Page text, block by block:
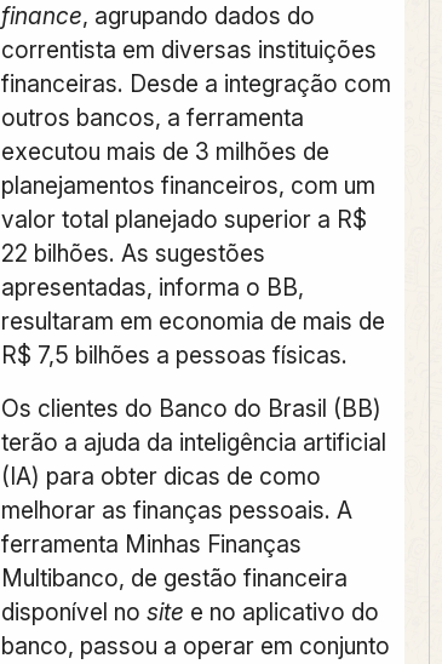
finance, agrupando dados do
correntista em diversas instituições
financeiras. Desde a integração com
outros bancos, a ferramenta
executou mais de 3 milhões de
planejamentos financeiros, com um
valor total planejado superior a R$
22 bilhões. As sugestões
apresentadas, informa o BB,
resultaram em economia de mais de
R$ 7,5 bilhões a pessoas físicas.
Os clientes do Banco do Brasil (BB)
terão a ajuda da inteligência artificial
(IA) para obter dicas de como
melhorar as finanças pessoais. A
ferramenta Minhas Finanças
Multibanco, de gestão financeira
disponível no site e no aplicativo do
banco, passou a operar em conjunto